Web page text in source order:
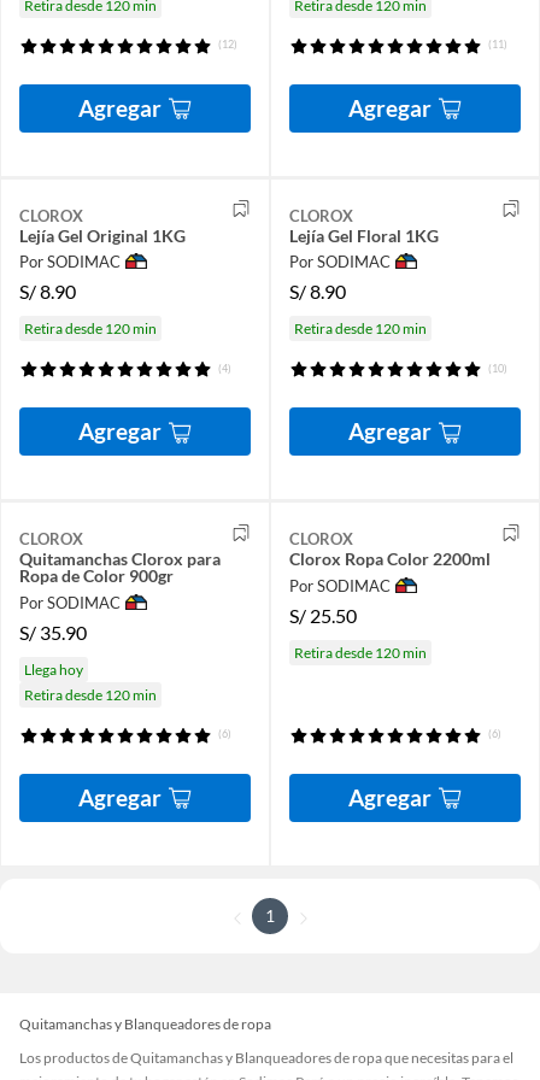
Retira desde 120 min
(12)
Agregar
Retira desde 120 min
(11)
Agregar
CLOROX
Lejía Gel Original 1KG
Por SODIMAC
S/8.90
Retira desde 120 min
(4)
Agregar
CLOROX
Lejía Gel Floral 1KG
Por SODIMAC
S/8.90
Retira desde 120 min
(10)
Agregar
CLOROX
Quitamanchas Clorox para
Ropa de Color 900gr
Por SODIMAC
S/ 35.90
Llega hoy
Retira desde 120 min
(6)
Agregar
CLOROX
Clorox Ropa Color 2200ml
Por SODIMAC
S/ 25.50
Retira desde 120 min
(6)
Agregar
1
Quitamanchas y Blanqueadores de ropa
Los productos de Quitamanchas y Blanqueadores de ropa que necesitas para el